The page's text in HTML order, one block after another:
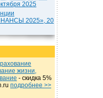
2025
2025», 20
жизни,
- cкидка 5%
подробнеe >>